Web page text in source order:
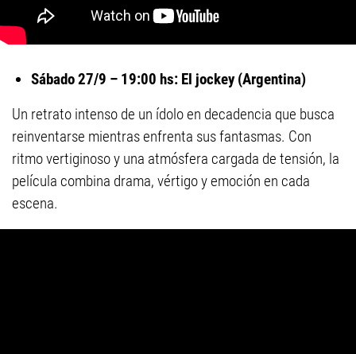
Sábado 27/9 – 19:00 hs: El jockey (Argentina)
Un retrato intenso de un ídolo en decadencia que busca
reinventarse mientras enfrenta sus fantasmas. Con
ritmo vertiginoso y una atmósfera cargada de tensión, la
película combina drama, vértigo y emoción en cada
escena.